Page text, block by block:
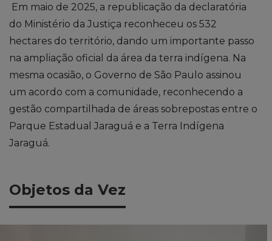
Em maio de 2025, a republicação da declaratória
do Ministério da Justiça reconheceu os 532
hectares do território, dando um importante passo
na ampliação oficial da área da terra indígena. Na
mesma ocasião, o Governo de São Paulo assinou
um acordo com a comunidade, reconhecendo a
gestão compartilhada de áreas sobrepostas entre o
Parque Estadual Jaraguá e a Terra Indígena
Jaraguá.
Objetos da Vez